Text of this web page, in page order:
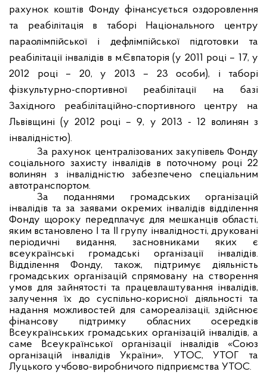
рахунок коштів Фонду фінансується оздоровлення
та реабілітація в таборі Національного центру
параолімпійської і дефлімпійської підготовки та
реабілітації інвалідів в м.Євпаторія (у 2011 році – 17, у
2012 році – 20, у 2013 – 23 особи), і таборі
фізкультурно-спортивної реабілітації на базі
Західного реабілітаційно-спортивного центру на
Львівщині (у 2012 році – 9, у 2013 - 12 волинян з
інвалідністю).
За рахунок централізованих закупівель Фонду
соціального захисту інвалідів в поточному році 22
волинян з інвалідністю забезпечено спеціальним
автотранспортом.
За поданнями громадських організацій
інвалідів та за заявами окремих інвалідів відділення
Фонду щороку передплачує для мешканців області,
яким встановлено І та ІІ групу інвалідності, друковані
періодичні видання, засновниками яких є
всеукраїнські громадські організації інвалідів.
Відділення Фонду, також, підтримує діяльність
громадських організацій спрямовану на створення
умов для зайнятості та працевлаштування інвалідів,
залучення їх до суспільно-корисної діяльності та
надання можливостей для самореалізації, здійснює
фінансову підтримку обласних осередків
Всеукраїнських громадських організацій інвалідів, а
саме Всеукраїнської організації інвалідів «Союз
організацій інвалідів України», УТОС, УТОГ та
Луцького учбово-виробничого підприємства УТОС.